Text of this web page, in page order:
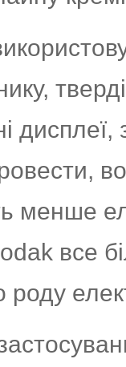
менше
все
роду